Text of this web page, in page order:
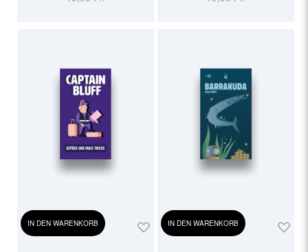
IN DEN WARENKORB IN DEN WARENKORB